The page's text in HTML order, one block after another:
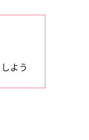
よう